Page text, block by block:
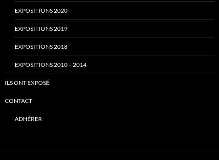
EXPOSITIONS 2020
EXPOSITIONS 2019
EXPOSITIONS 2018
EXPOSITIONS 2010 – 2014
ILS ONT EXPOSÉ
CONTACT
ADHÉRER